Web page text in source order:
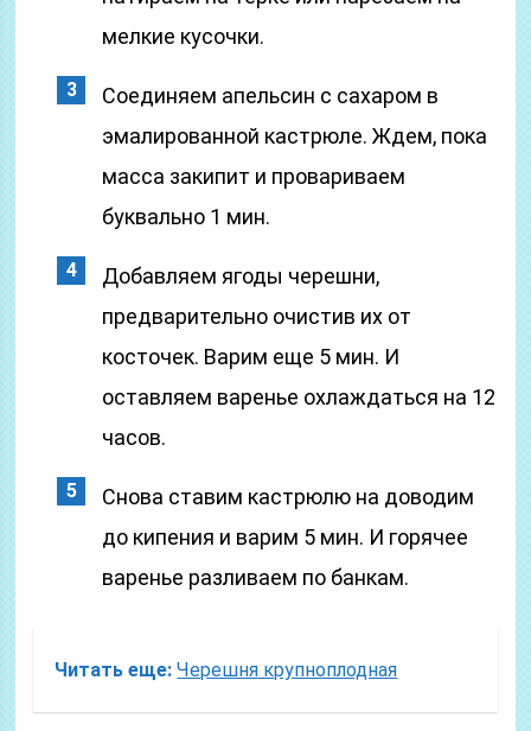
мелкие кусочки.
Соединяем апельсин с сахаром в
эмалированной кастрюле. Ждем, пока
масса закипит и провариваем
буквально 1 мин.
Добавляем ягоды черешни,
предварительно очистив их от
косточек. Варим еще 5 мин. И
оставляем варенье охлаждаться на 12
часов.
Снова ставим кастрюлю на доводим
до кипения и варим 5 мин. И горячее
варенье разливаем по банкам.
Читать еще: Черешня крупноплодная